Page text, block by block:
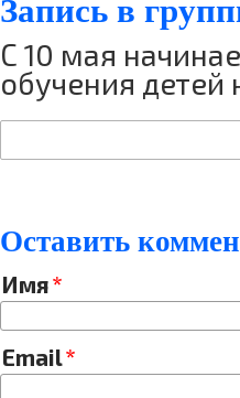
С 10 мая
обучения детей
Оставить
Имя
Email